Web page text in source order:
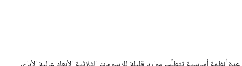
أساسية تتطلّب موارد قليلة للرسومات الثلاثية الأبعاد عالية الأداء.